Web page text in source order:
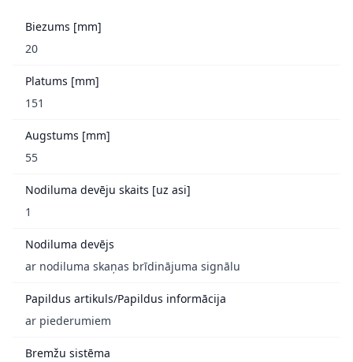
Biezums [mm]
20
Platums [mm]
151
Augstums [mm]
55
Nodiluma devēju skaits [uz asi]
1
Nodiluma devējs
ar nodiluma skaņas brīdinājuma signālu
Papildus artikuls/Papildus informācija
ar piederumiem
Bremžu sistēma